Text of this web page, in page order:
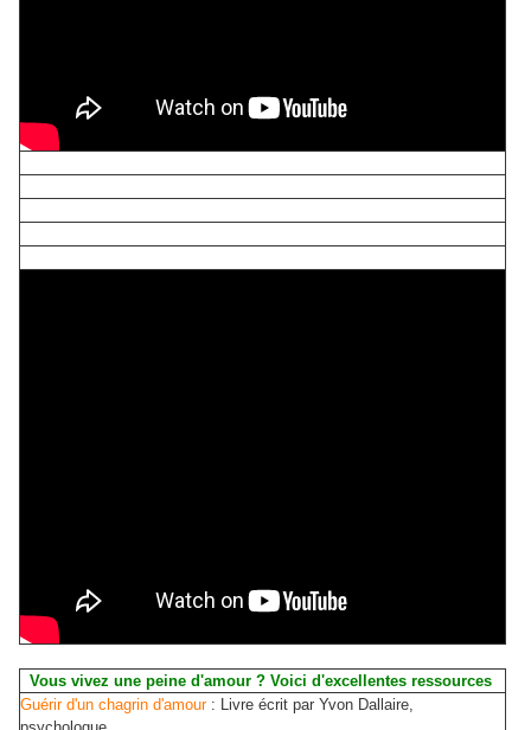
Vous vivez une peine d'amour ? Voici d'excellentes ressources
Guérir d'un chagrin d'amour: Livre écrit par Yvon Dallaire,